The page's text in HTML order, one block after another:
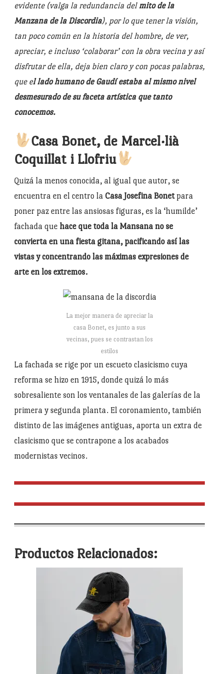
evidente (valga la redundancia del mito de la
Manzana de la Discordia), por lo que tener la visión,
tan poco común en la historia del hombre, de ver,
apreciar, e incluso ‘colaborar’ con la obra vecina y así
disfrutar de ella, deja bien claro y con pocas palabras,
que el lado humano de Gaudí estaba al mismo nivel
desmesurado de su faceta artística que tanto
conocemos.
Casa Bonet, de Marcel·lià
Coquillat i Llofriu
Quizá la menos conocida, al igual que autor, se
encuentra en el centro la Casa Josefina Bonetpara
poner paz entre las ansiosas figuras, es la ‘humilde’
fachada que hace que toda la Mansana no se
convierta en una fiesta gitana, pacificando así las
vistas y concentrando las máximas expresiones de
arte en los extremos.
La mejor manera de apreciar la
casa Bonet, es junto a sus
vecinas, pues se contrastan los
estilos
La fachada se rige por un escueto clasicismo cuya
reforma se hizo en 1915, donde quizá lo más
sobresaliente son los ventanales de las galerías de la
primera y segunda planta. El coronamiento, también
distinto de las imágenes antiguas, aporta un extra de
clasicismo que se contrapone a los acabados
modernistas vecinos.
Productos Relacionados: